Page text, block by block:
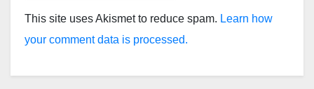
This site uses Akismet to reduce spam. Learn how
your comment data is processed.